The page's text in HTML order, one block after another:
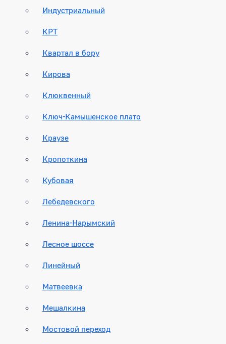
Индустриальный
КРТ
Квартал в бору
Кирова
Клюквенный
Ключ-Камышенское плато
Краузе
Кропоткина
Кубовая
Лебедевского
Ленина-Нарымский
Лесное шоссе
Линейный
Матвеевка
Мешалкина
Мостовой переход